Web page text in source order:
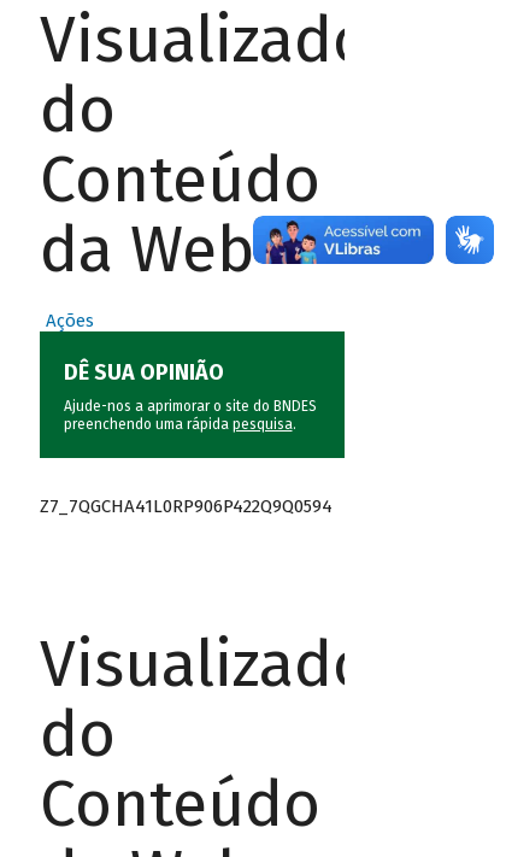
Visualizador
do
Conteúdo
da Web
Ações
DÊ SUA OPINIÃO
Ajude-nos a aprimorar o site do BNDES
preenchendo uma rápida pesquisa.
Z7_7QGCHA41L0RP906P422Q9Q0594
Visualizador
do
Conteúdo